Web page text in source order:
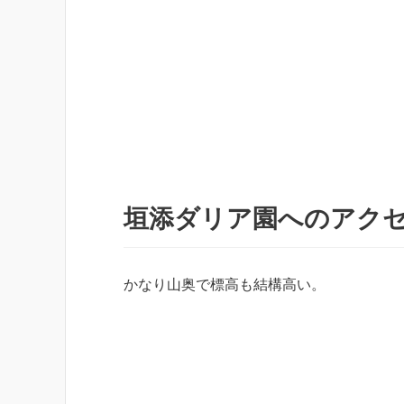
垣添ダリア園へのアク
かなり山奥で標高も結構高い。